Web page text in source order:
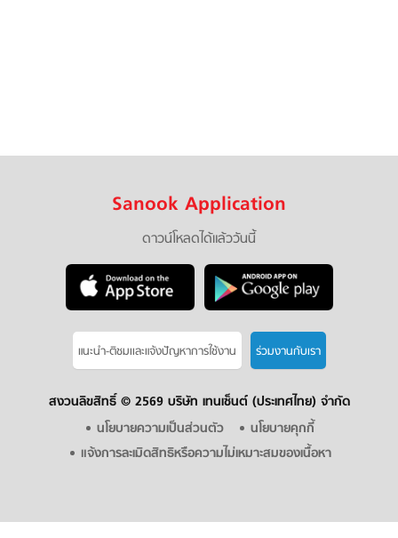
Sanook Application
ดาวน์โหลดได้แล้ววันนี้
แนะนำ-ติชมเเละแจ้งปัญหาการใช้งาน ร่วมงานกับเรา
สงวนลิขสิทธิ์ © 2569 บริษัท เทนเซ็นต์ (ประเทศไทย) จำกัด
นโยบายความเป็นส่วนตัว
นโยบายคุกกี้
แจ้งการละเมิดสิทธิหรือความไม่เหมาะสมของเนื้อหา